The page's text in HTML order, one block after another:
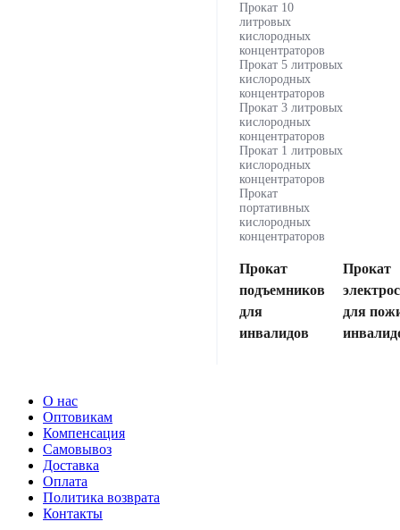
Прокат 10
литровых
кислородных
концентраторов
Прокат 5 литровых
кислородных
концентраторов
Прокат 3 литровых
кислородных
концентраторов
Прокат 1 литровых
кислородных
концентраторов
Прокат
портативных
кислородных
концентраторов
Прокат
подъемников
для
инвалидов
Прокат
для
О нас
Оптовикам
Компенсация
Самовывоз
Доставка
Оплата
Политика возврата
Контакты